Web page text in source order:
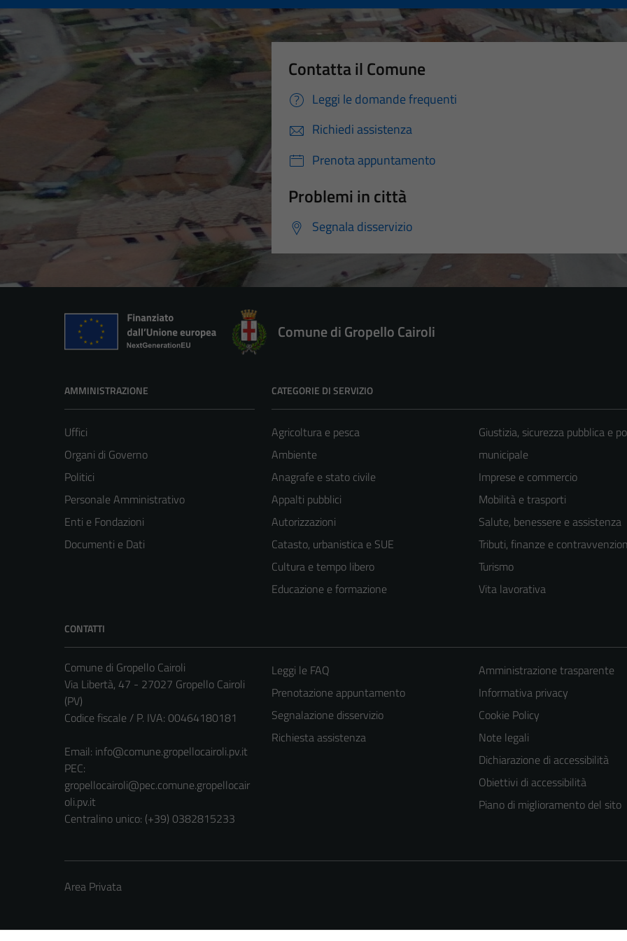
Contatta il Comune
Leggi le domande frequenti
Richiedi assistenza
Prenota appuntamento
Problemi in città
Segnala disservizio
Comune di Gropello Cairoli
AMMINISTRAZIONE
Uffici
Organi di Governo
Politici
Personale Amministrativo
Enti e Fondazioni
Documenti e Dati
CATEGORIE DI SERVIZIO
Agricoltura e pesca
Ambiente
Anagrafe e stato civile
Appalti pubblici
Autorizzazioni
Catasto, urbanistica e SUE
Cultura e tempo libero
Educazione e formazione
Giustizia, sicurezza pubblica e
municipale
Imprese e commercio
Mobilità e trasporti
Salute, benessere e assistenza
Tributi, finanze e
Turismo
Vita lavorativa
CONTATTI
Comune di Gropello Cairoli
Via Libertà, 47 - 27027 Gropello Cairoli
(PV)
Codice fiscale / P. IVA: 00464180181
Email: info@comune.gropellocairoli.pv.it
PEC:
gropellocairoli@pec.comune.gropellocair
oli.pv.it
Centralino unico: (+39) 0382815233
Leggi le FAQ
Prenotazione appuntamento
Segnalazione disservizio
Richiesta assistenza
Amministrazione trasparente
Informativa privacy
Cookie Policy
Note legali
Dichiarazione di accessibilità
Obiettivi di accessibilità
Piano di miglioramento del sito
Area Privata
Tecnici
Questi cookie
funzionamento
disabilitati.